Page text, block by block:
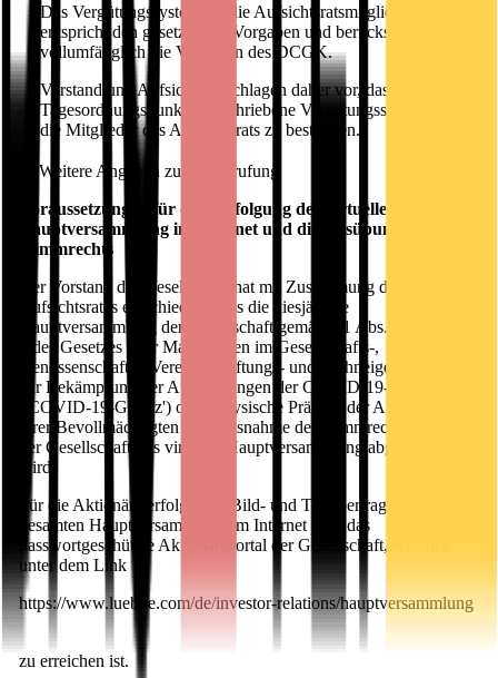
Das Vergütungssystem für die Aufsichtsratsmitglieder
entspricht den gesetzlichen Vorgaben und berücksichtigt
vollumfänglich die Vorgaben des DCGK.
Vorstand und Aufsichtsrat schlagen daher vor, das in diesem
Tagesordnungspunkt 8 beschriebene Vergütungssystem für
die Mitglieder des Aufsichtsrats zu bestätigen.
II. Weitere Angaben zur Einberufung
Voraussetzungen für die Verfolgung der virtuellen
Hauptversammlung im Internet und die Ausübung des
Stimmrechts
Der Vorstand der Gesellschaft hat mit Zustimmung des
Aufsichtsrates entschieden, dass die diesjährige
Hauptversammlung der Gesellschaft gemäß § 1 Abs. 1 und Abs.
2 des Gesetzes über Maßnahmen im Gesellschafts-,
Genossenschafts-, Vereins-, Stiftungs- und Wohneigentumsrecht
zur Bekämpfung der Auswirkungen der COVID-19-Pandemie
('COVID-19-Gesetz') ohne physische Präsenz der Aktionäre oder
ihrer Bevollmächtigten (mit Ausnahme der Stimmrechtsvertreter
der Gesellschaft) als virtuelle Hauptversammlung abgehalten
wird.
Für die Aktionäre erfolgt eine Bild- und Tonübertragung der
gesamten Hauptversammlung im Internet über das
passwortgeschützte Aktionärsportal der Gesellschaft, welches
unter dem Link
https://www.luebbe.com/de/investor-relations/hauptversammlung
zu erreichen ist.